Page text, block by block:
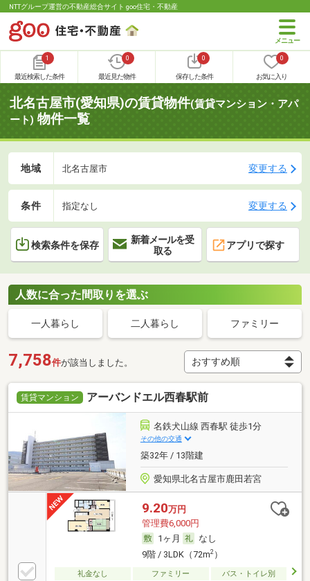
NTTグループ運営の不動産総合サイト goo住宅・不動産
1
最近検索した条件
0
最近見た物件
0
保存した条件
0
お気に入り
北名古屋市(愛知県)の賃貸物件(賃貸マンション・アパ
ート) 物件一覧
地域 北名古屋市 変更する
条件 指定なし 変更する
検索条件を保存
新着メールを受
取る
アプリで探す
人数に合った間取りを選ぶ
一人暮らし 二人暮らし ファミリー
7,758件が該当しました。
賃貸マンション アーバンドエル西春駅前
名鉄犬山線 西春駅 徒歩1分
その他の交通
築32年 / 13階建
愛知県北名古屋市鹿田若宮
9.20万円
管理費6,000円
1ヶ月
なし
9階 / 3LDK（72m2）
礼金なし ファミリー
バス・トイレ別